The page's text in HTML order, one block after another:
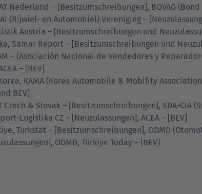
Nederland – [Besitzumschreibungen], BOVAG
(Rijwiel- en Automobiel) Vereniging –
Austria – [Besitzumschreibungen und
Samar Report – [Besitzumschreibungen und
– (Asociación Nacional de Vendedores y
– [BEV]
KAMA (Korea Automobile & Mobility
BEV]
Czech & Slovak – [Besitzumschreibungen], SDA-
Logistika CZ – [Neuzulassungen], ACEA – [BEV]
Turkstat – [Besitzumschreibungen], ODMD
ODMD, Türkiye Today – [BEV]